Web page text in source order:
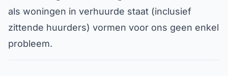
als woningen in verhuurde staat (inclusief
zittende huurders) vormen voor ons geen enkel
probleem.